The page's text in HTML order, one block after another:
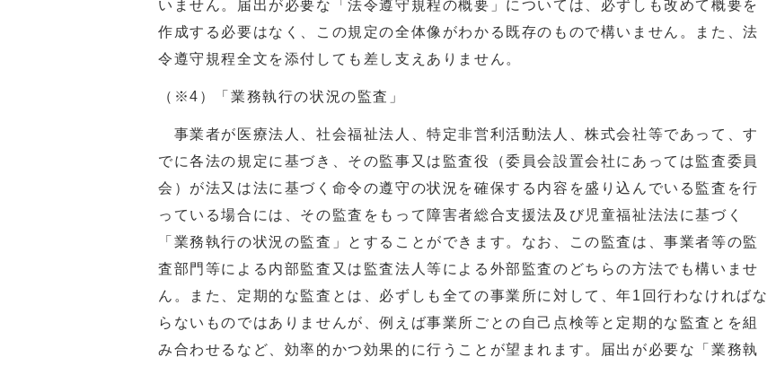
いません。届出が必要な「法令遵守規程の概要」については、必ずしも改めて概要を
作成する必要はなく、この規定の全体像がわかる既存のもので構いません。また、法
令遵守規程全文を添付しても差し支えありません。
（※4）「業務執行の状況の監査」
事業者が医療法人、社会福祉法人、特定非営利活動法人、株式会社等であって、す
でに各法の規定に基づき、その監事又は監査役（委員会設置会社にあっては監査委員
会）が法又は法に基づく命令の遵守の状況を確保する内容を盛り込んでいる監査を行
っている場合には、その監査をもって障害者総合支援法及び児童福祉法法に基づく
「業務執行の状況の監査」とすることができます。なお、この監査は、事業者等の監
査部門等による内部監査又は監査法人等による外部監査のどちらの方法でも構いませ
ん。また、定期的な監査とは、必ずしも全ての事業所に対して、年1回行わなければな
らないものではありませんが、例えば事業所ごとの自己点検等と定期的な監査とを組
み合わせるなど、効率的かつ効果的に行うことが望まれます。届出が必要な「業務執